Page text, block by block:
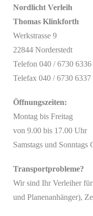
Nordlicht Verleih
Thomas Klinkforth
Werkstrasse 9
22844 Norderstedt
Telefon 040 / 6730 6336
Telefax 040 / 6730 6337
Öffnungszeiten:
Montag bis Freitag
von 9.00 bis 17.00 Uhr
Samstags und Sonntags
Transportprobleme?
Wir sind Ihr Verleiher
und Planenanhänger),
Mit